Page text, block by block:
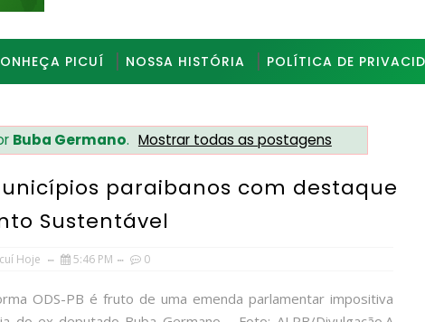
PICUÍ NOSSA HISTÓRIA POLÍTICA DE
Buba Germano. Mostrar todas as postagens
paraibanos com destaque
Sustentável
Hoje 5:46 PM 0
ODS-PB é fruto de uma emenda parlamentar impositiva